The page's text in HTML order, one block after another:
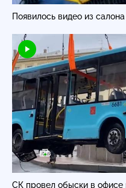
Появилось видео из
СК провел обыски в офисе